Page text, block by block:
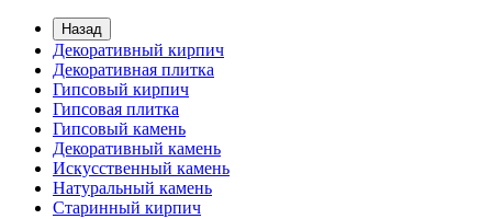
Назад
Декоративный кирпич
Декоративная плитка
Гипсовый кирпич
Гипсовая плитка
Гипсовый камень
Декоративный камень
Искусственный камень
Натуральный камень
Старинный кирпич